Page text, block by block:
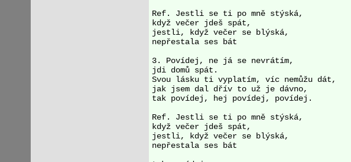
Ref. Jestli se ti po mně stýská,
když večer jdeš spát,
jestli, když večer se blýská,
nepřestala ses bát
3. Povídej, ne já se nevrátím,
jdi domů spát.
Svou lásku ti vyplatím, víc nemůžu dát,
jak jsem dal dřív to už je dávno,
tak povídej, hej povídej, povídej.
Ref. Jestli se ti po mně stýská,
když večer jdeš spát,
jestli, když večer se blýská,
nepřestala ses bát